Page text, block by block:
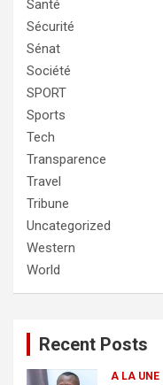
Santé
Sécurité
Sénat
Société
SPORT
Sports
Tech
Transparence
Travel
Tribune
Uncategorized
Western
World
Recent Posts
A LA UNE